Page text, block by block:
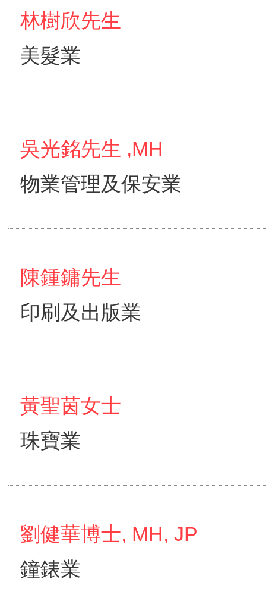
林樹欣先生
美髮業
吳光銘先生 ,MH
物業管理及保安業
陳鍾鏞先生
印刷及出版業
黃聖茵女士
珠寶業
劉健華博士, MH, JP
鐘錶業